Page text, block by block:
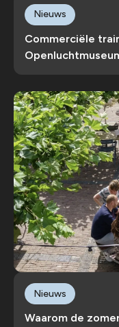
Commerciële
Nieuws
Waarom de
Nieuws